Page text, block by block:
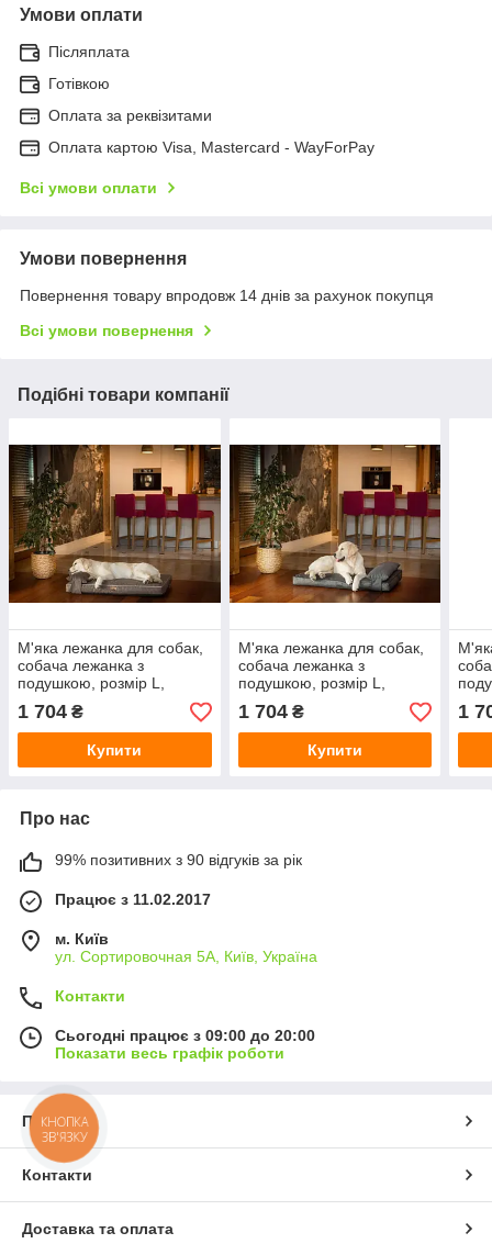
Умови оплати
Післяплата
Готівкою
Оплата за реквізитами
Оплата картою Visa, Mastercard - WayForPay
Всі умови оплати
Умови повернення
Повернення товару впродовж 14 днів за рахунок покупця
Всі умови повернення
Подібні товари компанії
М'яка лежанка для собак,
собача лежанка з
подушкою, розмір L,
коричневий колір
1 704 ₴
Купити
М'яка лежанка для собак,
собача лежанка з
подушкою, розмір L,
графіт
1 704₴
Купити
1
Про нас
99% позитивних з 90 відгуків за рік
Працює з 11.02.2017
м. Київ
ул. Сортировочная 5А, Київ, Україна
Контакти
Сьогодні працює з 09:00 до 20:00
Показати весь графік роботи
Про нас
Контакти
Доставка та оплата
КНОПКА
ЗВ'ЯЗКУ